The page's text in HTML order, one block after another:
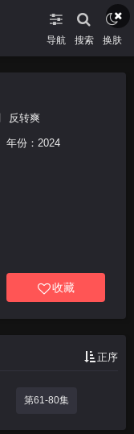
导航 搜索 换肤
反转爽
年份： 2024
收藏
正序
第61-80集